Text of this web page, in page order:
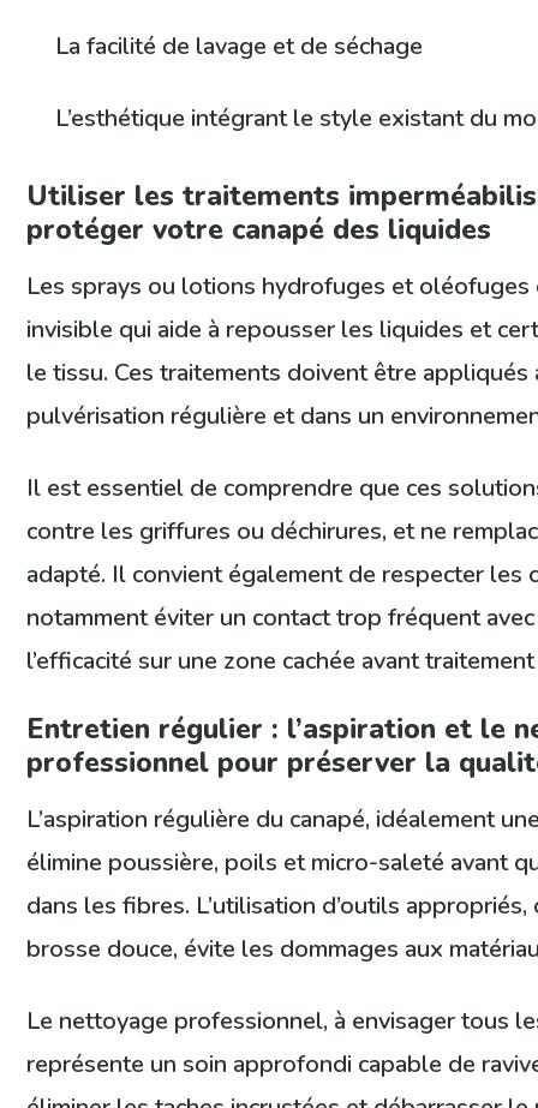
La facilité de lavage et de séchage
L’esthétique intégrant le style existant du
Utiliser les traitements
protéger votre canapé des liquides
Les sprays ou lotions hydrofuges et oléofuges
invisible qui aide à repousser les liquides et
le tissu. Ces traitements doivent être appliqués
pulvérisation régulière et dans un
Il est essentiel de comprendre que ces
contre les griffures ou déchirures, et ne
adapté. Il convient également de respecter les
notamment éviter un contact trop fréquent
l’efficacité sur une zone cachée avant
Entretien régulier : l’aspiration et le
professionnel pour préserver la
L’aspiration régulière du canapé, idéalement
élimine poussière, poils et micro-saleté avant
dans les fibres. L’utilisation d’outils
brosse douce, évite les dommages aux
Le nettoyage professionnel, à envisager tous
représente un soin approfondi capable de